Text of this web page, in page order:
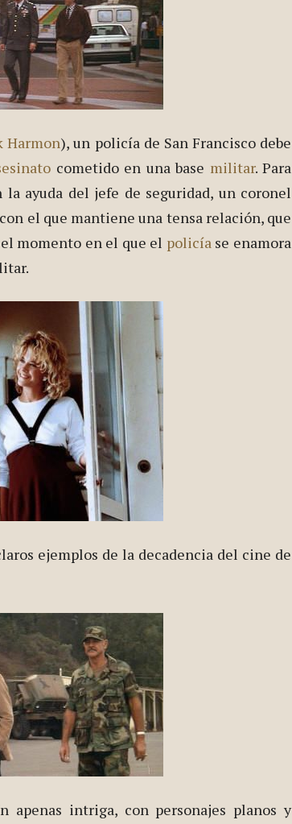
Harmon), un policía de San Francisco debe
cometido en una base militar. Para
la ayuda del jefe de seguridad, un coronel
el que mantiene una tensa relación, que
el momento en el que el policíase enamora
ejemplos de la decadencia del cine de
apenas intriga, con personajes planos y